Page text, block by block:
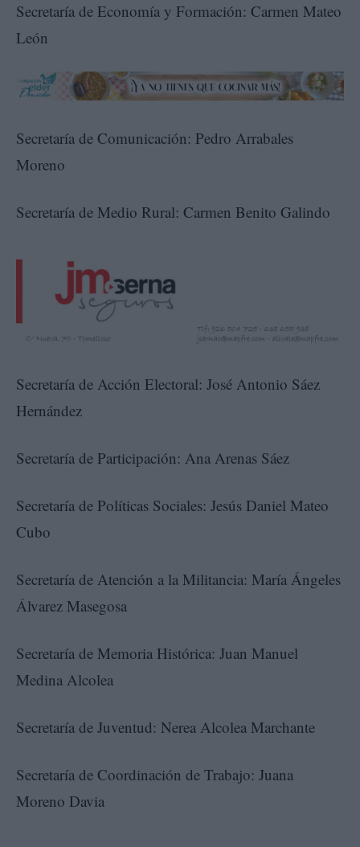
Secretaría de Economía y Formación: Carmen Mateo
León
Secretaría de Comunicación: Pedro Arrabales
Moreno
Secretaría de Medio Rural: Carmen Benito Galindo
Secretaría de Acción Electoral: José Antonio Sáez
Hernández
Secretaría de Participación: Ana Arenas Sáez
Secretaría de Políticas Sociales: Jesús Daniel Mateo
Cubo
Secretaría de Atención a la Militancia: María Ángeles
Álvarez Masegosa
Secretaría de Memoria Histórica: Juan Manuel
Medina Alcolea
Secretaría de Juventud: Nerea Alcolea Marchante
Secretaría de Coordinación de Trabajo: Juana
Moreno Davia